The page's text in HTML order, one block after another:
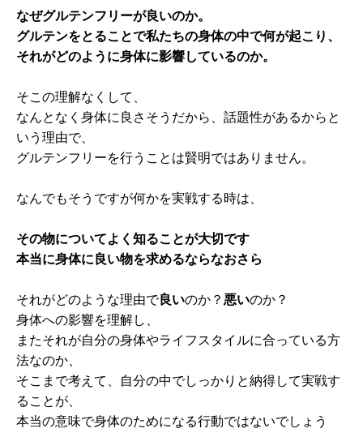
なぜグルテンフリーが良いのか。
グルテンをとることで私たちの身体の中で何が起こり、
それがどのように身体に影響しているのか。
そこの理解なくして、
なんとなく身体に良さそうだから、話題性があるからと
いう理由で、
グルテンフリーを行うことは賢明ではありません。
なんでもそうですが何かを実戦する時は、
その物についてよく知ることが大切です
本当に身体に良い物を求めるならなおさら
それがどのような理由で良いのか？ 悪いのか？
身体への影響を理解し、
またそれが自分の身体やライフスタイルに合っている方
法なのか、
そこまで考えて、自分の中でしっかりと納得して実戦す
ることが、
本当の意味で身体のためになる行動ではないでしょう